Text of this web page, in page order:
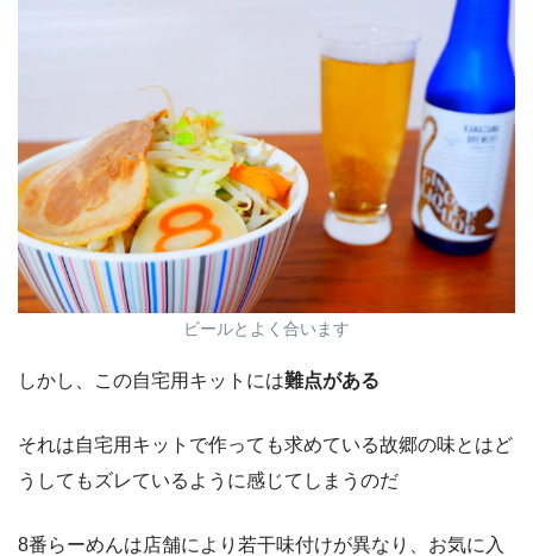
ビールとよく合います
しかし、この自宅用キットには難点がある
それは自宅用キットで作っても求めている故郷の味とはど
うしてもズレているように感じてしまうのだ
8番らーめんは店舗により若干味付けが異なり、お気に入